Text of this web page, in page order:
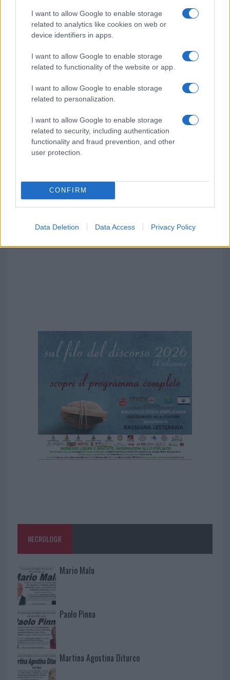
I want to allow Google to enable storage
related to analytics like cookies on web or
device identifiers in apps.
I want to allow Google to enable storage
related to functionality of the website or app.
I want to allow Google to enable storage
related to personalization.
I want to allow Google to enable storage
related to security, including authentication
functionality and fraud prevention, and other
user protection.
CONFIRM
Data Deletion Data Access Privacy Policy
NECROLOGIE
Mario Malu
Paolo Pinna
Martina Agostina Diturco